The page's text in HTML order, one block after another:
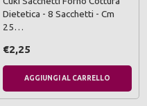
Dietetica - 8 Sacchetti - Cm
25…
€2,25
AGGIUNGI AL CARRELLO